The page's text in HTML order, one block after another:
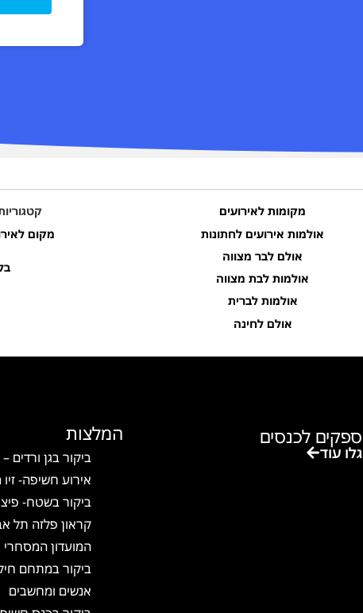
מקומות לאירועים
אולמות אירועים לחתונות
אולם לבר מצווה
אולמות לבת מצווה
אולמות לברית
אולם לחינה
מקום
ספקים לכנסים
גלו עוד
המלצות
ביקור בגן ורדים
אירוע חשיפה- זיו
ביקור בשטח-
קראון פלזה תל
המועדון המסחרי
ביקור במתחם
אנשים ומחשבים